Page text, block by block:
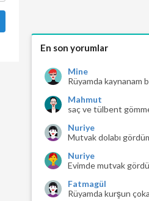
En son yorumlar
Mine
Rüyamda kaynanam
Mahmut
saç ve tülbent
Nuriye
Mutvak dolabı
Nuriye
Evimde mutvak
Fatmagül
Rüyamda kurşun